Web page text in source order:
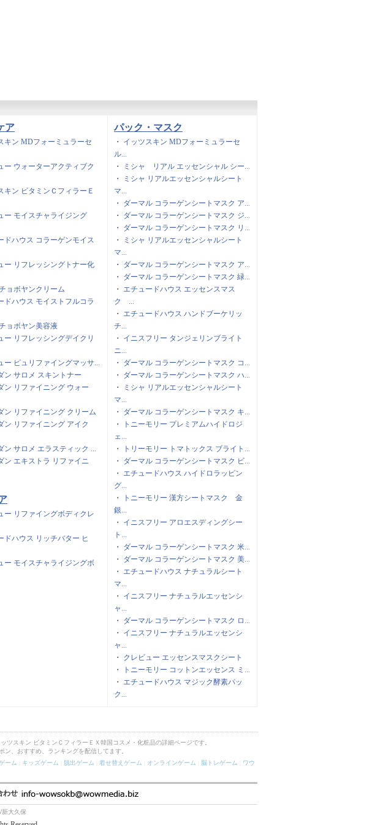
ア
キン MDフォーミュラーセ
ー ウォーターアクティブク
キン ビタミンＣフィラーＥ
ー モイスチャライジング
ドハウス コラーゲンモイス
ー リフレッシングトナー化
ョボヤンクリーム
ドハウス モイストフルコラ
ョボヤン美容液
ー リフレッシングデイクリ
ー ピュリファイングマッサ...
ン サロメ スキントナー
ン リファイニング ウォー
ン リファイニング クリーム
ン リファイニング アイク
ン サロメ エラスティック ...
ン エキストラ リファイニ
ー リファイングボディクレ
ドハウス リッチバター ヒ
ー モイスチャライジングボ
パック・マスク
・ イッツスキン MDフォーミュラーセ
ル...
・
ミシャ リアル エッセンシャル シー...
・
ミシャ リアルエッセンシャルシート
マ...
・ ダーマル コラーゲンシートマスク ア...
・ ダーマル コラーゲンシートマスク ジ...
・ ダーマル コラーゲンシートマスク リ...
・
ミシャ リアルエッセンシャルシート
マ...
・ ダーマル コラーゲンシートマスク ア...
・ ダーマル コラーゲンシートマスク 緑...
・ エチュードハウス エッセンスマス
ク ...
・ エチュードハウス ハンドブーケリッ
チ...
・ イニスフリー タンジェリンブライト
ニ...
・ ダーマル コラーゲンシートマスク コ...
・ ダーマル コラーゲンシートマスク ハ...
・
ミシャ リアルエッセンシャルシート
マ...
・ ダーマル コラーゲンシートマスク キ...
・
トニーモリー プレミアムハイドロジ
ェ...
・
トリーモリー トマトックス ブライト...
・ ダーマル コラーゲンシートマスク ビ...
・ エチュードハウス ハイドロラッピン
グ...
・
トニーモリー 漢方シートマスク 金
銀...
・ イニスフリー アロエスディングシー
ト...
・ ダーマル コラーゲンシートマスク 米...
・ ダーマル コラーゲンシートマスク 美...
・ エチュードハウス ナチュラルシート
マ...
・ イニスフリー ナチュラルエッセンシ
ャ...
・ ダーマル コラーゲンシートマスク ロ...
・ イニスフリー ナチュラルエッセンシ
ャ...
・ クレビュー エッセンスマスクシート
・
トニーモリー コットンエッセンス ミ...
・ エチュードハウス マジック酵素パッ
ク...
スキン ビタミンＣフィラーＥＸ韓国コスメ・化粧品の詳細ページです。
、おすすめ、ランキングを配信してます。
ーム キッズゲーム 脱出ゲーム 着せ替えゲーム オンラインゲーム 脳トレゲーム
ワウ
わせ
新大久保